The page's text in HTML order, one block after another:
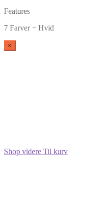
Features
7 Farver + Hvid
×
Shop videre Til kurv